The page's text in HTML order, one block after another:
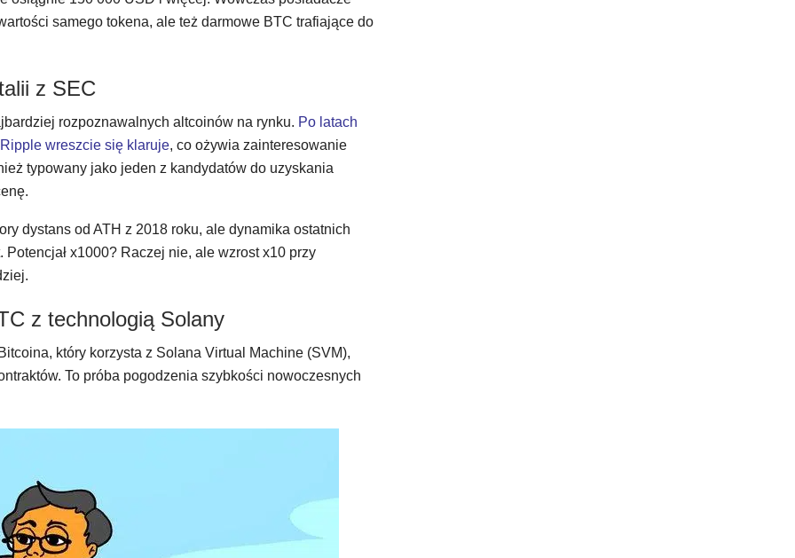
samego tokena, ale też darmowe BTC trafiające do
z SEC
rozpoznawalnych altcoinów na rynku. Po latach
wreszcie się klaruje, co ożywia zainteresowanie
typowany jako jeden z kandydatów do uzyskania
dystans od ATH z 2018 roku, ale dynamika ostatnich
x1000? Raczej nie, ale wzrost x10 przy
z technologią Solany
który korzysta z Solana Virtual Machine (SVM),
To próba pogodzenia szybkości nowoczesnych